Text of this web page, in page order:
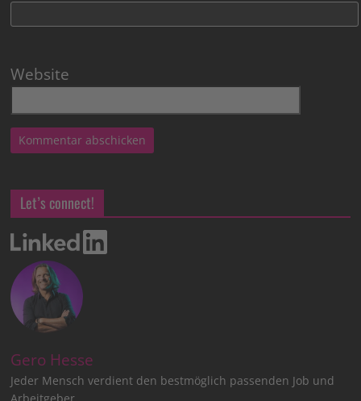
Website
Let’s connect!
Gero Hesse
Jeder Mensch verdient den bestmöglich passenden Job und
Arbeitgeber.